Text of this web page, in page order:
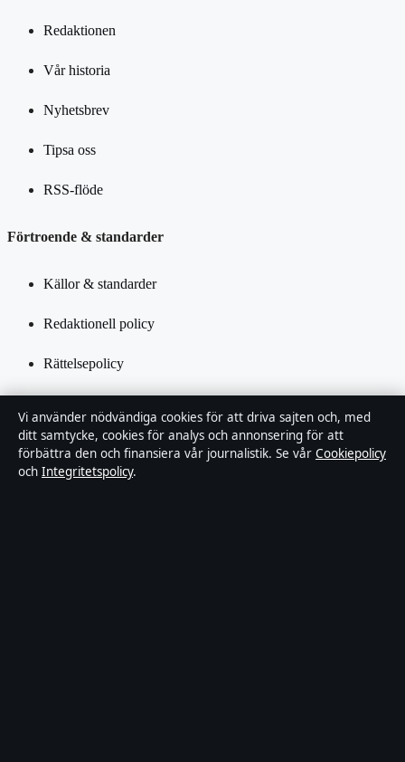
Redaktionen
Vår historia
Nyhetsbrev
Tipsa oss
RSS-flöde
Förtroende & standarder
Källor & standarder
Redaktionell policy
Rättelsepolicy
Integritetspolicy
Kändisar & integritet
Vi använder nödvändiga cookies för att driva sajten och, med
ditt samtycke, cookies för analys och annonsering för att
förbättra den och finansiera vår journalistik. Se vår Cookiepolicy
och Integritetspolicy.